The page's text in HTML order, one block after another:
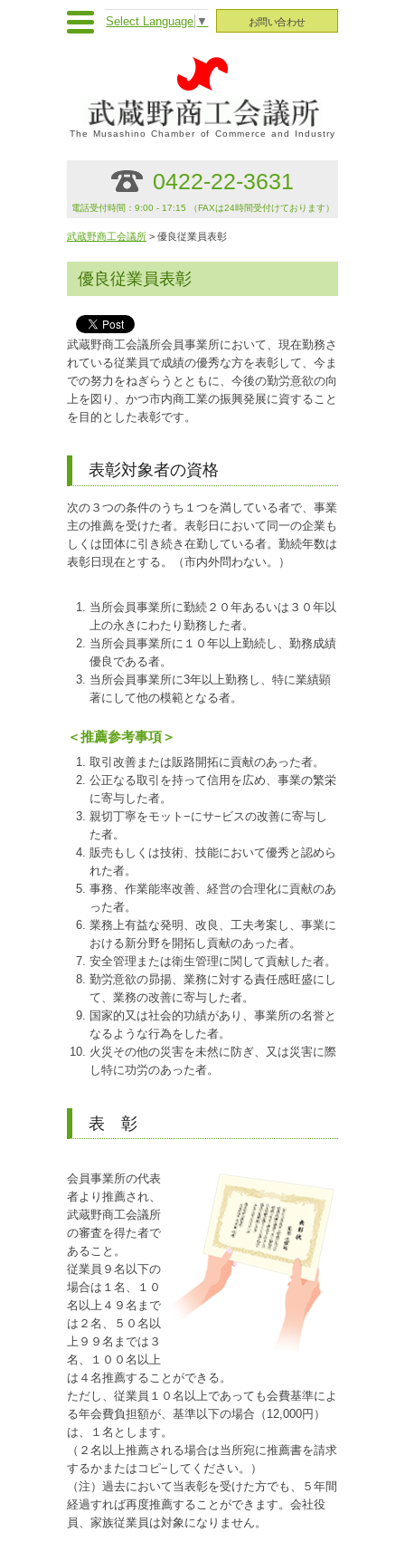
お問い合わせ
Select Language ▼
The Musashino Chamber of Commerce and Industry
0422-22-3631
電話受付時間：9:00 - 17:15 （FAXは24時間受付けております）
武蔵野商工会議所 > 優良従業員表彰
優良従業員表彰
武蔵野商工会議所会員事業所において、現在勤務さ
れている従業員で成績の優秀な方を表彰して、今ま
での努力をねぎらうとともに、今後の勤労意欲の向
上を図り、かつ市内商工業の振興発展に資すること
を目的とした表彰です。
表彰対象者の資格
次の３つの条件のうち１つを満している者で、事業
主の推薦を受けた者。表彰日において同一の企業も
しくは団体に引き続き在勤している者。勤続年数は
表彰日現在とする。（市内外問わない。）
当所会員事業所に勤続２０年あるいは３０年以
上の永きにわたり勤務した者。
当所会員事業所に１０年以上勤続し、勤務成績
優良である者。
当所会員事業所に3年以上勤務し、特に業績顕
著にして他の模範となる者。
＜推薦参考事項＞
取引改善または販路開拓に貢献のあった者。
公正なる取引を持って信用を広め、事業の繁栄
に寄与した者。
親切丁寧をモット−にサ−ビスの改善に寄与し
た者。
販売もしくは技術、技能において優秀と認めら
れた者。
事務、作業能率改善、経営の合理化に貢献のあ
った者。
業務上有益な発明、改良、工夫考案し、事業に
おける新分野を開拓し貢献のあった者。
安全管理または衛生管理に関して貢献した者。
勤労意欲の昴揚、業務に対する責任感旺盛にし
て、業務の改善に寄与した者。
国家的又は社会的功績があり、事業所の名誉と
なるような行為をした者。
火災その他の災害を未然に防ぎ、又は災害に際
し特に功労のあった者。
表 彰
会員事業所の代表
者より推薦され、
武蔵野商工会議所
の審査を得た者で
あること。
従業員９名以下の
場合は１名、１０
名以上４９名まで
は２名、５０名以
上９９名までは３
名、１００名以上
は４名推薦することができる。
ただし、従業員１０名以上であっても会費基準によ
る年会費負担額が、基準以下の場合（12,000円）
は、１名とします。
（２名以上推薦される場合は当所宛に推薦書を請求
するかまたはコピ−してください。）
（注）過去において当表彰を受けた方でも、５年間
経過すれば再度推薦することができます。会社役
員、家族従業員は対象になりません。